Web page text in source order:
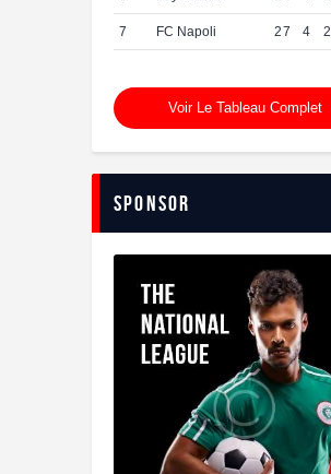
7 FC Napoli 27 4 2
Voir Le Tableau Complet
sponsor